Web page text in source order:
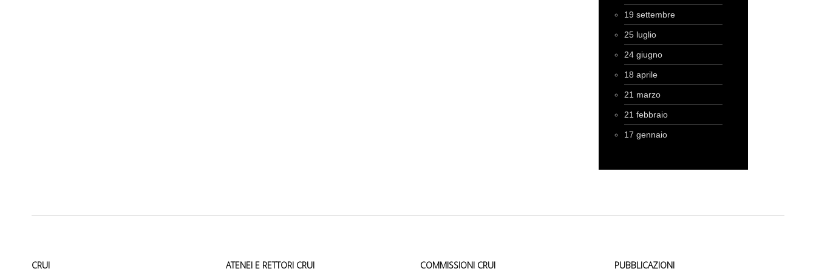
19 settembre
25 luglio
24 giugno
18 aprile
21 marzo
21 febbraio
17 gennaio
CRUI ATENEI E RETTORI CRUI COMMISSIONI CRUI PUBBLICAZIONI